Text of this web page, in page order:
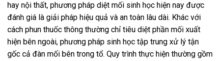
hay nội thất, phương pháp diệt mối sinh học hiện nay được
đánh giá là giải pháp hiệu quả và an toàn lâu dài. Khác với
cách phun thuốc thông thường chỉ tiêu diệt phần mối xuất
hiện bên ngoài, phương pháp sinh học tập trung xử lý tận
gốc cả đàn mối bên trong tổ. Quy trình thực hiện thường gồm